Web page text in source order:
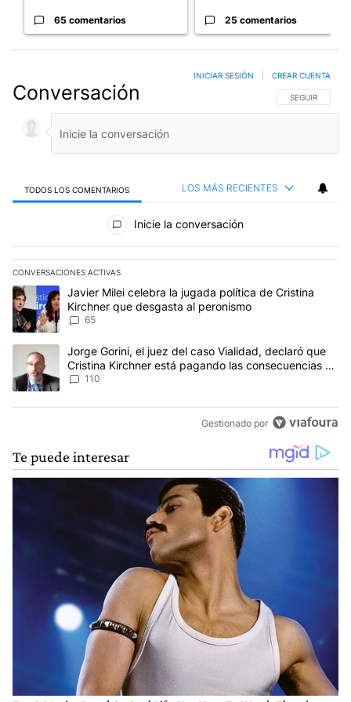
65 comentarios 25 comentarios
Conversación SIGA ESTA
SEGUIR
INICIAR SESIÓN CREAR CUENTA
TODOS LOS COMENTARIOS LOS MÁS RECIENTES
Todos los comentarios
Inicie la conversación
CONVERSACIONES ACTIVAS
Este listado muestra los artículos con más comentarios en los
Un artículo de tendencia con el título "Javier Milei celebra la
Javier Milei celebra la jugada política de Cristina
Kirchner que desgasta al peronismo
65
Un artículo de tendencia con el título "Jorge Gorini, el juez del
Jorge Gorini, el juez del caso Vialidad, declaró que
Cristina Kirchner está pagando las consecuencias de
cometer "un delito comprobado"
110
Gestionado por